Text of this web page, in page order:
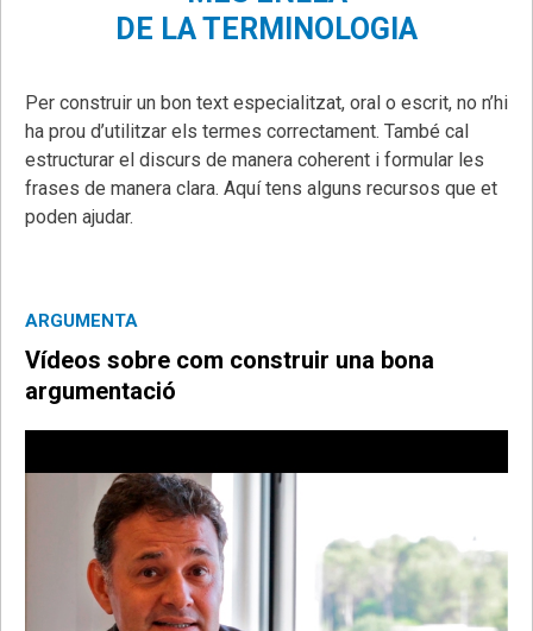
DE LA TERMINOLOGIA
Per construir un bon text especialitzat, oral o escrit, no n’hi
ha prou d’utilitzar els termes correctament. També cal
estructurar el discurs de manera coherent i formular les
frases de manera clara. Aquí tens alguns recursos que et
poden ajudar.
ARGUMENTA
Vídeos sobre com construir una bona
argumentació